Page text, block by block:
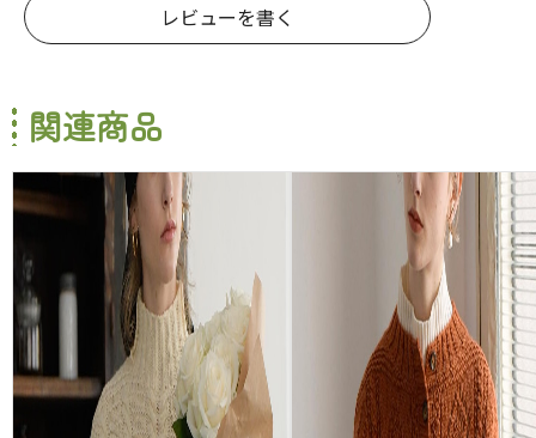
レビューを書く
関連商品